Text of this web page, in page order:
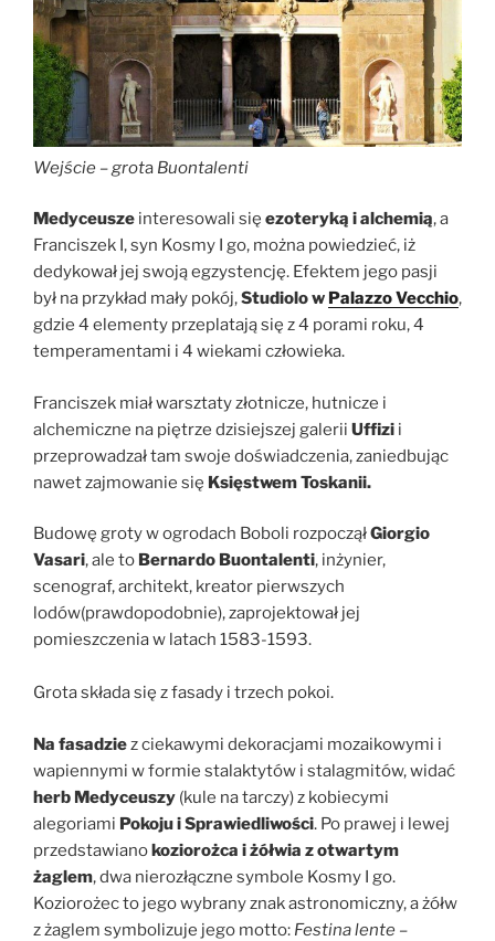
Wejście – grota Buontalenti
Medyceusze interesowali się ezoteryką i alchemią, a
Franciszek I, syn Kosmy I go, można powiedzieć, iż
dedykował jej swoją egzystencję. Efektem jego pasji
był na przykład mały pokój,Studiolo w Palazzo Vecchio,
gdzie 4 elementy przeplatają się z 4 porami roku, 4
temperamentami i 4 wiekami człowieka.
Franciszek miał warsztaty złotnicze, hutnicze i
alchemiczne na piętrze dzisiejszej galerii Uffizi i
przeprowadzał tam swoje doświadczenia, zaniedbując
nawet zajmowanie się Księstwem Toskanii.
Budowę groty w ogrodach Boboli rozpocząłGiorgio
Vasari, ale to Bernardo Buontalenti, inżynier,
scenograf, architekt, kreator pierwszych
lodów(prawdopodobnie), zaprojektował jej
pomieszczenia w latach 1583-1593.
Grota składa się z fasady i trzech pokoi.
Na fasadziez ciekawymi dekoracjami mozaikowymi i
wapiennymi w formie stalaktytów i stalagmitów, widać
herb Medyceuszy (kule na tarczy) z kobiecymi
alegoriami Pokoju i Sprawiedliwości. Po prawej i lewej
przedstawianokoziorożca i żółwia z otwartym
żaglem, dwa nierozłączne symbole Kosmy I go.
Koziorożec to jego wybrany znak astronomiczny, a żółw
z żaglem symbolizuje jego motto: Festina lente –